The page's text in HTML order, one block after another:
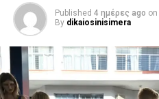
Published 4 ημέρες ago on
By dikaiosinisimera